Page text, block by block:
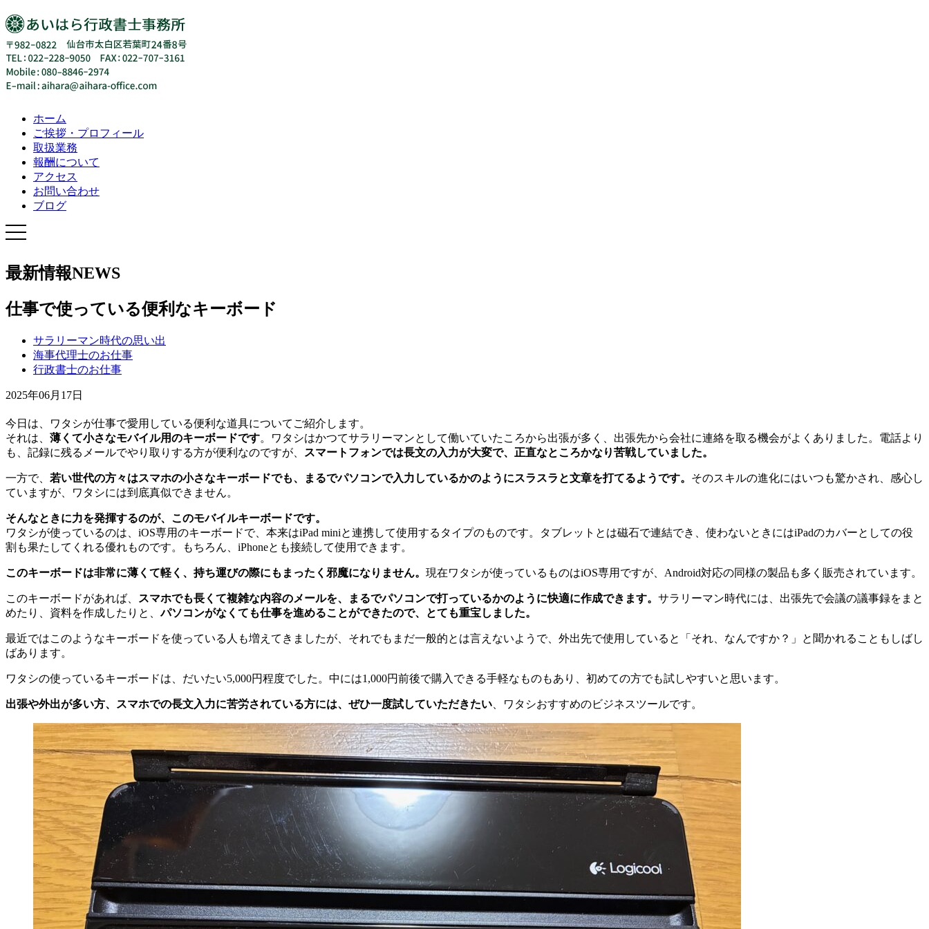
ホーム
ご挨拶・プロフィール
取扱業務
報酬について
アクセス
お問い合わせ
ブログ
最新情報NEWS
仕事で使っている便利なキーボード
サラリーマン時代の思い出
海事代理士のお仕事
行政書士のお仕事
2025年06月17日
今日は、ワタシが仕事で愛用している便利な道具についてご紹介します。
それは、 薄くて小さなモバイル用のキーボードです。ワタシはかつてサラリーマンとして働いていたころから出張が多く、出張先から会社に連絡を取る機会がよくありました。電話より
も、記録に残るメールでやり取りする方が便利なのですが、
スマートフォンでは長文の入力が大変で、正直なところかなり苦戦していました。
一方で、 若い世代の方々はスマホの小さなキーボードでも、まるでパソコンで入力しているかのようにスラスラと文章を打てるようです。 そのスキルの進化にはいつも驚かされ、感心し
ていますが、ワタシには到底真似できません。
そんなときに力を発揮するのが、このモバイルキーボードです。
ワタシが使っているのは、iOS専用のキーボードで、本来はiPad miniと連携して使用するタイプのものです。タブレットとは磁石で連結でき、使わないときにはiPadのカバーとしての役
割も果たしてくれる優れものです。もちろん、iPhoneとも接続して使用できます。
このキーボードは非常に薄くて軽く、持ち運びの際にもまったく邪魔になりません。 現在ワタシが使っているものはiOS専用ですが、Android対応の同様の製品も多く販売されています。
このキーボードがあれば、 スマホでも長くて複雑な内容のメールを、まるでパソコンで打っているかのように快適に作成できます。 サラリーマン時代には、出張先で会議の議事録をまと
めたり、資料を作成したりと、パソコンがなくても仕事を進めることができたので、とても重宝しました。
最近ではこのようなキーボードを使っている人も増えてきましたが、それでもまだ一般的とは言えないようで、外出先で使用していると「それ、なんですか？」と聞かれることもしばし
ばあります。
ワタシの使っているキーボードは、だいたい5,000円程度でした。中には1,000円前後で購入できる手軽なものもあり、初めての方でも試しやすいと思います。
出張や外出が多い方、スマホでの長文入力に苦労されている方には、ぜひ一度試していただきたい 、ワタシおすすめのビジネスツールです。